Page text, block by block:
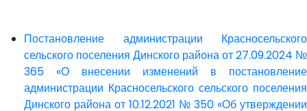
Постановление администрации Красносельского
сельского поселения Динского района от 27.09.2024 №
365 «О внесении изменений в постановление
администрации Красносельского сельского поселения
Динского района от 10.12.2021 № 350 «Об утверждении